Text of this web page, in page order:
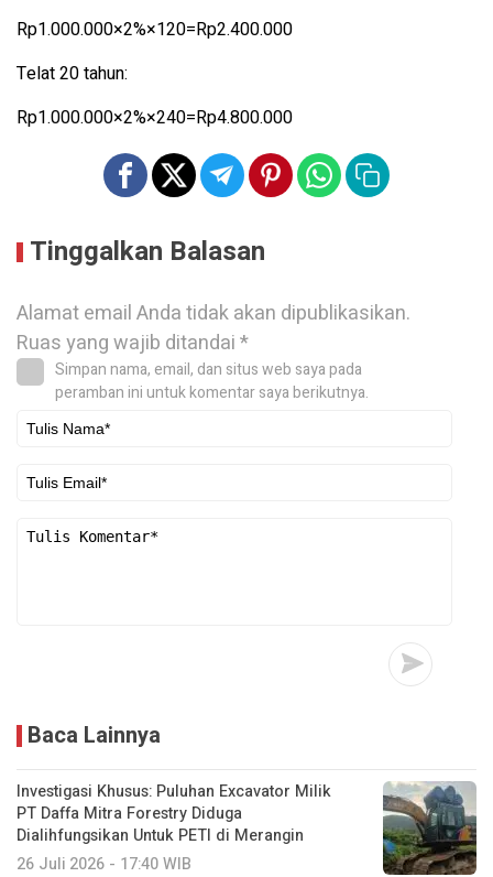
Rp1.000.000×2%×120=Rp2.400.000
Telat 20 tahun:
Rp1.000.000×2%×240=Rp4.800.000
Tinggalkan Balasan
Alamat email Anda tidak akan dipublikasikan.
Ruas yang wajib ditandai*
Simpan nama, email, dan situs web saya pada
peramban ini untuk komentar saya berikutnya.
Baca Lainnya
Investigasi Khusus: Puluhan Excavator Milik
PT Daffa Mitra Forestry Diduga
Dialihfungsikan Untuk PETI di Merangin
26 Juli 2026 - 17:40 WIB